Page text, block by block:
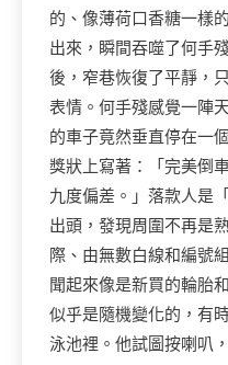
的、像薄荷口香糖一樣
出來，瞬間吞噬了何手
後，窄巷恢復了平靜，
表情。何手殘感覺一陣
的車子竟然垂直停在一
獎狀上寫著：「完美倒
九度偏差。」落款人是
出頭，發現周圍不再是
際、由無數白線和編號
聞起來像是新買的輪胎
似乎是隨機變化的，有
泳池裡。他試圖按喇叭